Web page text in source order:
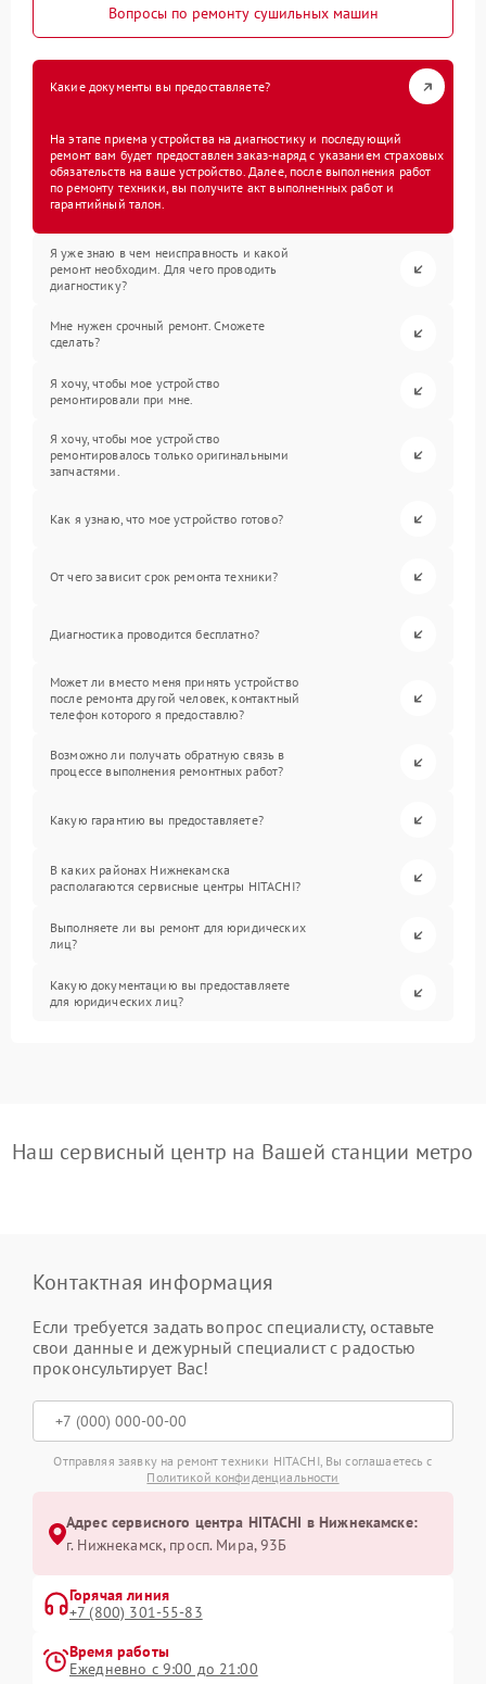
Вопросы по ремонту сушильных машин
Какие документы вы предоставляете?
На этапе приема устройства на диагностику и последующий
ремонт вам будет предоставлен заказ-наряд с указанием страховых
обязательств на ваше устройство. Далее, после выполнения работ
по ремонту техники, вы получите акт выполненных работ и
гарантийный талон.
Я уже знаю в чем неисправность и какой
ремонт необходим. Для чего проводить
диагностику?
Мне нужен срочный ремонт. Сможете
сделать?
Я хочу, чтобы мое устройство
ремонтировали при мне.
Я хочу, чтобы мое устройство
ремонтировалось только оригинальными
запчастями.
Как я узнаю, что мое устройство готово?
От чего зависит срок ремонта техники?
Диагностика проводится бесплатно?
Может ли вместо меня принять устройство
после ремонта другой человек, контактный
телефон которого я предоставлю?
Возможно ли получать обратную связь в
процессе выполнения ремонтных работ?
Какую гарантию вы предоставляете?
В каких районах Нижнекамска
располагаются сервисные центры HITACHI?
Выполняете ли вы ремонт для юридических
лиц?
Какую документацию вы предоставляете
для юридических лиц?
Наш сервисный центр на Вашей станции метро
Контактная информация
Если требуется задать вопрос специалисту, оставьте
свои данные и дежурный специалист с радостью
проконсультирует Вас!
Отправляя заявку на ремонт техники HITACHI, Вы соглашаетесь с
Политикой конфиденциальности
Адрес сервисного центра HITACHI в Нижнекамске:
г. Нижнекамск, просп. Мира, 93Б
Горячая линия
+7 (800) 301-55-83
Время работы
Ежедневно с 9:00 до 21:00